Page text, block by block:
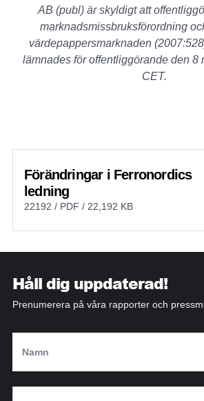
AB (publ) är skyldigt att
marknadsmissbruksförordning
värdepappersmarknaden
lämnades för offentliggörande den 8
CET.
Förändringar i Ferronordics
ledning
22192 / PDF / 22,192 KB
Håll dig uppdaterad!
Prenumerera på våra rapporter och